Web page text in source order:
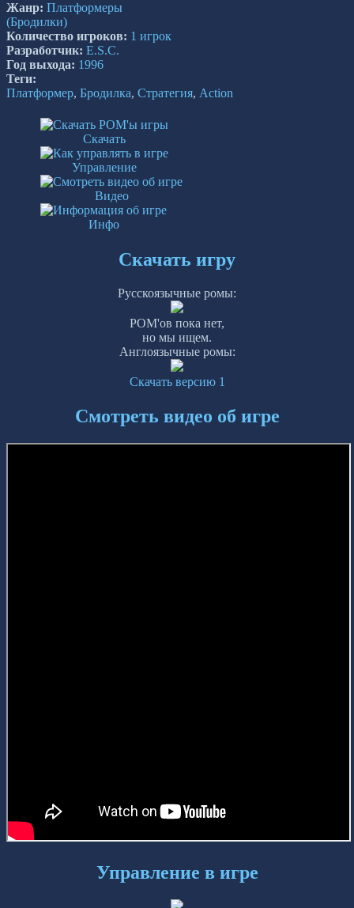
Жанр: Платформеры
(Бродилки)
Количество игроков: 1 игрок
Разработчик: E.S.C.
Год выхода: 1996
Теги:
Платформер, Бродилка, Стратегия, Action
Скачать
Управление
Видео
Инфо
Скачать игру
Русскоязычные ромы:
РОМ'ов пока нет,
но мы ищем.
Англоязычные ромы:
Скачать версию 1
Смотреть видео об игре
Управление в игре